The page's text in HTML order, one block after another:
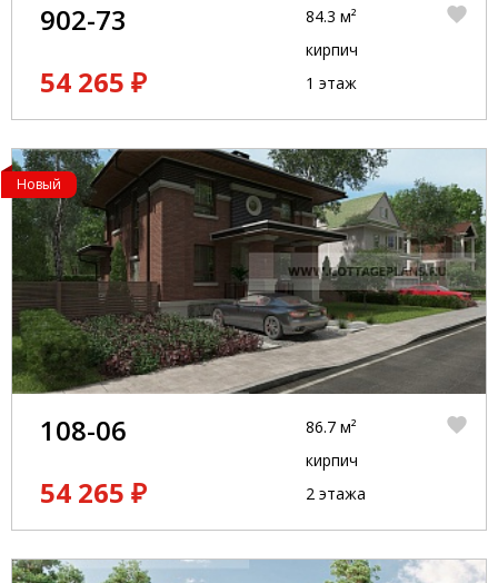
902-73
54 265 ₽
84.3 м²
кирпич
1 этаж
Новый
108-06
54 265 ₽
86.7 м²
кирпич
2 этажа